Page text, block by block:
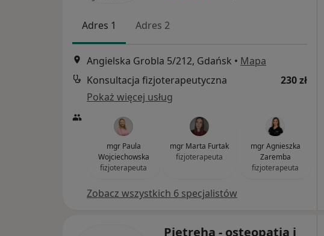
Adres 1 Adres 2
Angielska Grobla 5/212, Gdańsk • Mapa
Konsultacja fizjoterapeutyczna
230 zł
Pokaż więcej usług
mgr Paula
Wojciechowska
fizjoterapeuta
mgr Marta Furtak
fizjoterapeuta
mgr Agnieszka
Zaremba
fizjoterapeuta
Zobacz wszystkich 6 specjalistów
Pietreha - osteopatia i